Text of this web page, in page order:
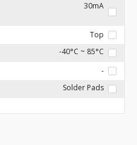
30mA
Top
-40°C ~ 85°C
-
Solder Pads